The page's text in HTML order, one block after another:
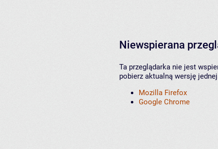
Niewspierana
Ta przeglądarka nie jest
pobierz aktualną wersję
Mozilla Firefox
Google Chrome